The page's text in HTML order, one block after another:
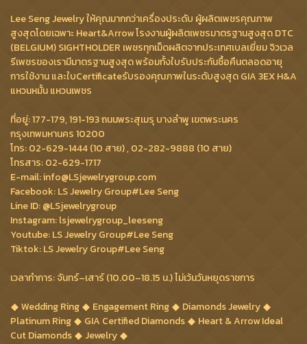
Lee Seng Jewelry ให้คุณมากกว่าเครื่องประดับ ผู้ผลิตเพชรคุณภาพ
สูงสุดโดยเฉพาะ Heart&Arrow โรงงานผู้ผลิตเพชรมาตรฐานสูงสุด DTC
(BELGIUM) SIGHTHOLDER เพชรทุกเม็ดผลิตจากประเทศเบลเยี่ยม จิวเวล
รีเพชรของเรามีมาตรฐานสูงสุด พร้อมทั้งใบรับประกันซื้อคืนตลอดอายุ
การใช้งาน และใบCertificateรับรองคุณภาพในระดับสูงสุด GIA 3EX H&A
แหวนหมั้น แหวนเพชร
ที่อยู่: 177-179, 191-193 ถนนพระสุเมรุ บางลำพู เขตพระนคร
กรุงเทพมหานคร 10200
โทร: 02-629-1444 (10 สาย) , 02-282-9888 (10 สาย)
โทรสาร: 02-629-1717
E-mail: info@LSjewelrygroup.com
Facebook: LS Jewelry Group#Lee Seng
Line ID: @LSjewelrygroup
Instagram: lsjewelrygroup_leeseng
Youtube: LS Jewelry Group#Lee Seng
Tiktok: LS Jewelry Group#Lee Seng
เวลาทำการ: จันทร์–เสาร์ (10.00–18.15 น.) ไม่เว้นวันหยุดราชการ
Wedding Ring
Engagement Ring
Diamonds Jewelry
Platinum Ring
GIA Certified Diamonds
Heart & Arrow Ideal
Cut Diamonds
Jewelry